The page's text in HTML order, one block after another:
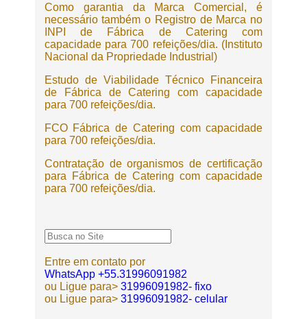
Como garantia da Marca Comercial, é
necessário também o Registro de Marca no
INPI de Fábrica de Catering com
capacidade para 700 refeições/dia. (Instituto
Nacional da Propriedade Industrial)
Estudo de Viabilidade Técnico Financeira
de Fábrica de Catering com capacidade
para 700 refeições/dia.
FCO Fábrica de Catering com capacidade
para 700 refeições/dia.
Contratação de organismos de certificação
para Fábrica de Catering com capacidade
para 700 refeições/dia.
Entre em contato por
WhatsApp +55.31996091982
ou Ligue para> 31996091982- fixo
ou Ligue para>31996091982- celular